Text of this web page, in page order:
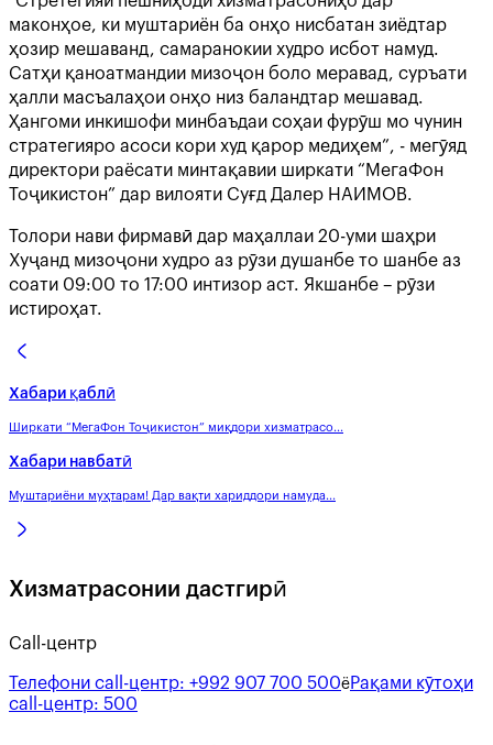
маконҳое, ки муштариён ба онҳо нисбатан зиёдтар
ҳозир мешаванд, самаранокии худро исбот намуд.
Сатҳи қаноатмандии мизоҷон боло меравад, суръати
ҳалли масъалаҳои онҳо низ баландтар мешавад.
Ҳангоми инкишофи минбаъдаи соҳаи фурӯш мо чунин
стратегияро асоси кори худ қарор медиҳем”, - мегӯяд
директори раёсати минтақавии ширкати “МегаФон
Тоҷикистон” дар вилояти Суғд Далер НАИМОВ.
Толори нави фирмавӣ дар маҳаллаи 20-уми шаҳри
Хуҷанд мизоҷони худро аз рӯзи душанбе то шанбе аз
соати 09:00 то 17:00 интизор аст. Якшанбе – рӯзи
истироҳат.
Хабари қаблӣ
Ширкати “МегаФон Тоҷикистон” миқдори хизматрасо...
Хабари навбатӣ
Муштариёни муҳтарам! Дар вақти хариддори намуда...
Хизматрасонии дастгирӣ
Call-центр
Телефони call-центр: +992 907 700 500ёРақами кӯтоҳи
call-центр: 500